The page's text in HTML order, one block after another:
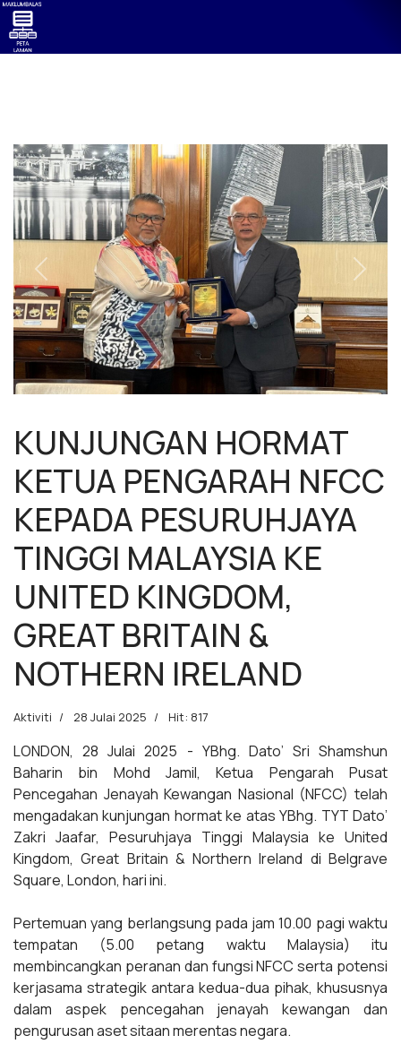
Previous Next
KUNJUNGAN HORMAT
KETUA PENGARAH NFCC
KEPADA PESURUHJAYA
TINGGI MALAYSIA KE
UNITED KINGDOM,
GREAT BRITAIN &
NOTHERN IRELAND
Aktiviti 28 Julai 2025 Hit: 817
LONDON, 28 Julai 2025 - YBhg. Dato’ Sri Shamshun
Baharin bin Mohd Jamil, Ketua Pengarah Pusat
Pencegahan Jenayah Kewangan Nasional (NFCC) telah
mengadakan kunjungan hormat ke atas YBhg. TYT Dato’
Zakri Jaafar, Pesuruhjaya Tinggi Malaysia ke United
Kingdom, Great Britain & Northern Ireland di Belgrave
Square, London, hari ini.
Pertemuan yang berlangsung pada jam 10.00 pagi waktu
tempatan (5.00 petang waktu Malaysia) itu
membincangkan peranan dan fungsi NFCC serta potensi
kerjasama strategik antara kedua-dua pihak, khususnya
dalam aspek pencegahan jenayah kewangan dan
pengurusan aset sitaan merentas negara.